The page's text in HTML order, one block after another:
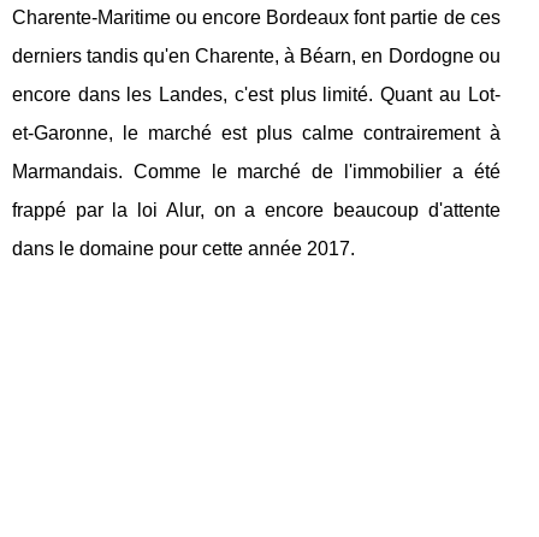
Charente-Maritime ou encore Bordeaux font partie de ces
derniers tandis qu'en Charente, à Béarn, en Dordogne ou
encore dans les Landes, c'est plus limité. Quant au Lot-
et-Garonne, le marché est plus calme contrairement à
Marmandais. Comme le marché de l'immobilier a été
frappé par la loi Alur, on a encore beaucoup d'attente
dans le domaine pour cette année 2017.